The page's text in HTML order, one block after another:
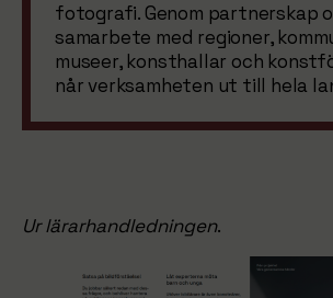
fotografi. Genom partnerskap
samarbete med regioner,
museer, konsthallar och
når verksamheten ut till hela
Ur lärarhandledningen.